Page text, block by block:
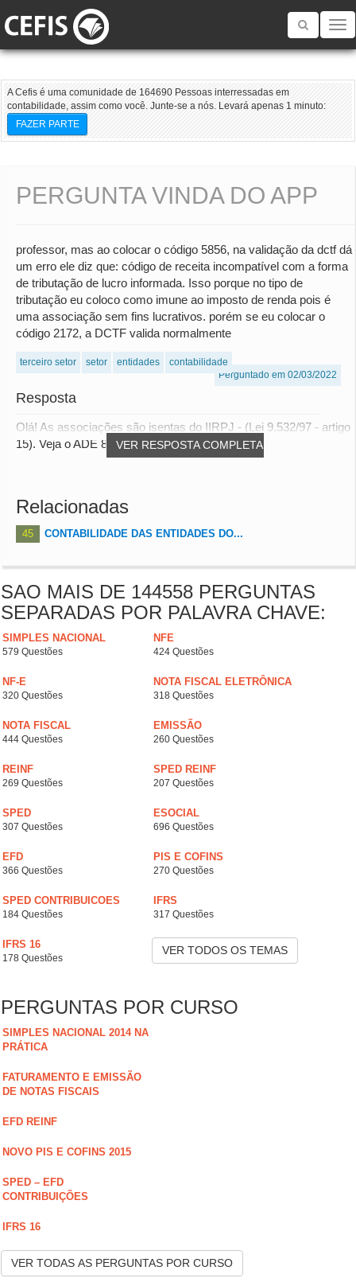
Toggle
A Cefis é uma comunidade de 164690 Pessoas interressadas em
contabilidade, assim como você. Junte-se a nós. Levará apenas 1 minuto:
FAZER PARTE
PERGUNTA VINDA DO APP
professor, mas ao colocar o código 5856, na validação da dctf dá
um erro ele diz que: código de receita incompatível com a forma
de tributação de lucro informada. Isso porque no tipo de
tributação eu coloco como imune ao imposto de renda pois é
uma associação sem fins lucrativos. porém se eu colocar o
código 2172, a DCTF valida normalmente
terceiro setor setor entidades
contabilidade
Perguntado em 02/03/2022
Resposta
VER RESPOSTA COMPLETA
Olá! As associações são isentas do IIRPJ - (Lei 9.532/97 - artigo
15). Veja o ADE 80/2003 link: ht...
Relacionadas
45 CONTABILIDADE DAS ENTIDADES DO...
SAO MAIS DE 144558 PERGUNTAS
SEPARADAS POR PALAVRA CHAVE:
SIMPLES NACIONAL
579 Questões
NFE
424 Questões
NF-E
320 Questões
NOTA FISCAL ELETRÔNICA
318 Questões
NOTA FISCAL
444 Questões
EMISSÃO
260 Questões
REINF
269 Questões
SPED REINF
207 Questões
SPED
307 Questões
ESOCIAL
696 Questões
EFD
366 Questões
PIS E COFINS
270 Questões
SPED CONTRIBUICOES
184 Questões
IFRS
317 Questões
IFRS 16
178 Questões
VER TODOS OS TEMAS
PERGUNTAS POR CURSO
SIMPLES NACIONAL 2014 NA
PRÁTICA
FATURAMENTO E EMISSÃO
DE NOTAS FISCAIS
EFD REINF
NOVO PIS E COFINS 2015
SPED – EFD
CONTRIBUIÇÕES
IFRS 16
VER TODAS AS PERGUNTAS POR CURSO